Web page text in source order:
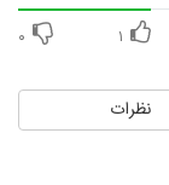
۱ ۰
نظرات